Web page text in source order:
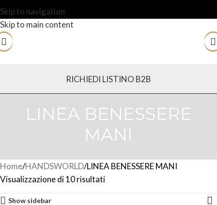
Skip to navigation
Skip to main content
RICHIEDI LISTINO B2B
LINEA BENESSERE
MANI
Home HANDSWORLD LINEA BENESSERE MANI
Visualizzazione di 10 risultati
Show sidebar